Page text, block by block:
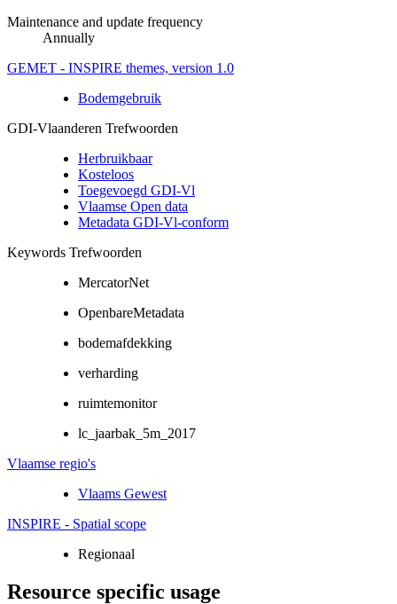
Maintenance and update frequency
Annually
GEMET - INSPIRE themes, version 1.0
Bodemgebruik
GDI-Vlaanderen Trefwoorden
Herbruikbaar
Kosteloos
Toegevoegd GDI-Vl
Vlaamse Open data
Metadata GDI-Vl-conform
Keywords Trefwoorden
MercatorNet
OpenbareMetadata
bodemafdekking
verharding
ruimtemonitor
lc_jaarbak_5m_2017
Vlaamse regio's
Vlaams Gewest
INSPIRE - Spatial scope
Regionaal
Resource specific usage